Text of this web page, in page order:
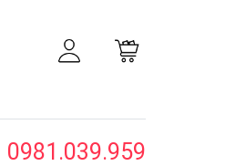
0981.039.959